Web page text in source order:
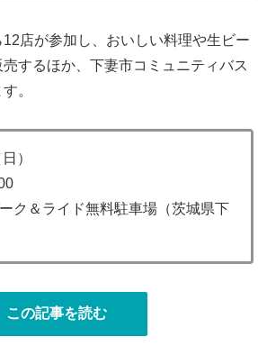
店が参加し、おいしい料理や生ビー
するほか、下妻市コミュニティバス
。
）
ク＆ライド無料駐車場（茨城県下
この記事を読む